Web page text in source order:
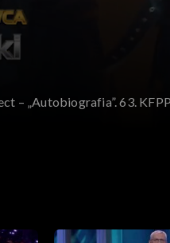
– „Autobiografia”. 63.